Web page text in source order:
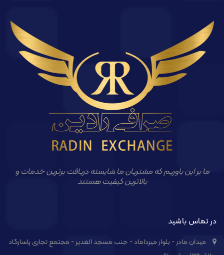
ما بر این باوریم که مشتریان ما شایسته دریافت برترین خدمات و
بالاترین کیفیت هستند
در تماس باشید
میدان مادر - بلوار میرداماد - جنب مسجد الغدیر - مجتمع تجاری پاسارگاد